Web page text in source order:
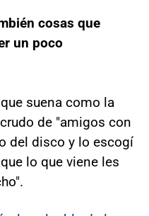
cosas que
un poco
suena como la
de "amigos con
del disco y lo escogí
lo que viene les